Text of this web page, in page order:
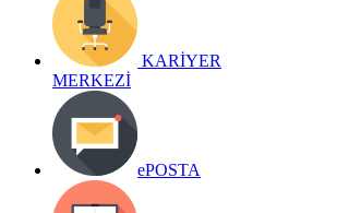
KARİYER
MERKEZİ
ePOSTA